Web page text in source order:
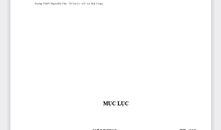
Trường THPT Phạm Phú Thứ - Tổ Vật Lí - GV. Lê Thái Trung
MỤC LỤC